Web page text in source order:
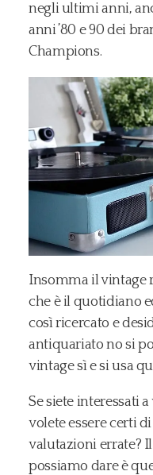
negli ultimi anni,
anni ’80 e 90 dei
Champions.
Insomma il vintage
che è il quotidiano
così ricercato e
antiquariato no si
vintage sì e si usa
Se siete interessati
volete essere certi
valutazioni errate?
possiamo dare è